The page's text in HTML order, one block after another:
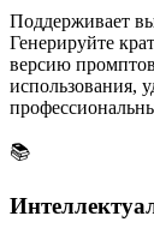
Поддерживает
Генерируйте
версию
использования,
📚